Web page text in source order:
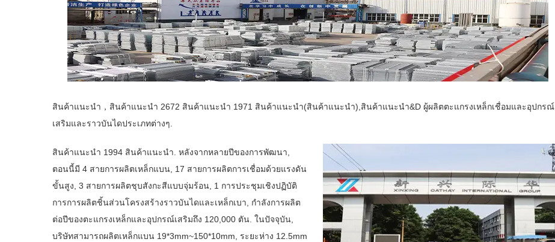
สินค้าแนะนำ，สินค้าแนะนำ 2672 สินค้าแนะนำ 1971 สินค้าแนะนำ(สินค้าแนะนำ),สินค้าแนะนำ&D ผู้ผลิตตะแกรงเหล็กเชื่อมและอุปกรณ์
เสริมและราวบันไดประเภทต่างๆ.
สินค้าแนะนำ 1994 สินค้าแนะนำ. หลังจากหลายปีของการพัฒนา,
ตอนนี้มี 4 สายการผลิตเหล็กแบน, 17 สายการผลิตการเชื่อมด้วยแรงดัน
ขั้นสูง, 3 สายการผลิตชุบสังกะสีแบบจุ่มร้อน, 1 การประชุมเชิงปฏิบัติ
การการผลิตชิ้นส่วนโครงสร้างราวบันไดและเหล็กเบา, กำลังการผลิต
ต่อปีของตะแกรงเหล็กและอุปกรณ์เสริมถึง 120,000 ตัน. ในปัจจุบัน,
บริษัทสามารถผลิตเหล็กแบน 19*3mm~150*10mm, ระยะห่าง 12.5mm